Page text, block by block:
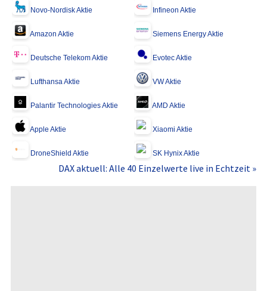
Novo-Nordisk Aktie Infineon Aktie
Amazon Aktie Siemens Energy Aktie
Deutsche Telekom Aktie Evotec Aktie
Lufthansa Aktie VW Aktie
Palantir Technologies Aktie AMD Aktie
Apple Aktie Xiaomi Aktie
DroneShield Aktie SK Hynix Aktie
DAX aktuell: Alle 40 Einzelwerte live in Echtzeit »